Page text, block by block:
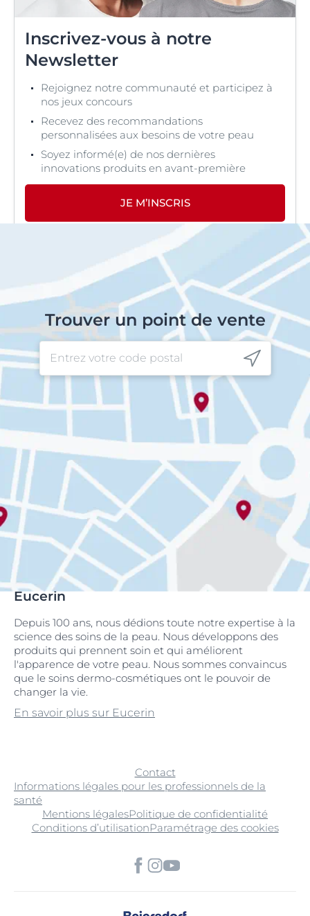
Inscrivez-vous à notre
Newsletter
Rejoignez notre communauté et participez à
nos jeux concours
Recevez des recommandations
personnalisées aux besoins de votre peau
Soyez informé(e) de nos dernières
innovations produits en avant-première
JE M’INSCRIS
Trouver un point de vente
Eucerin
Depuis 100 ans, nous dédions toute notre expertise à la
science des soins de la peau. Nous développons des
produits qui prennent soin et qui améliorent
l'apparence de votre peau. Nous sommes convaincus
que le soins dermo-cosmétiques ont le pouvoir de
changer la vie.
En savoir plus sur Eucerin
Contact
Informations légales pour les professionnels de la
santé
Mentions légalesPolitique de confidentialité
Conditions d’utilisationParamétrage des cookies